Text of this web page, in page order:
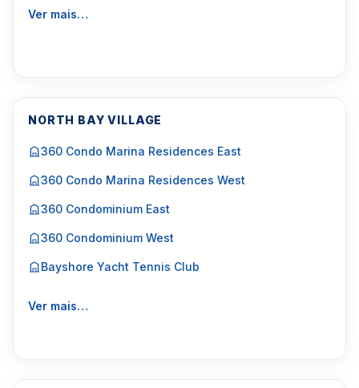
Ver mais…
NORTH BAY VILLAGE
360 Condo Marina Residences East
360 Condo Marina Residences West
360 Condominium East
360 Condominium West
Bayshore Yacht Tennis Club
Ver mais…